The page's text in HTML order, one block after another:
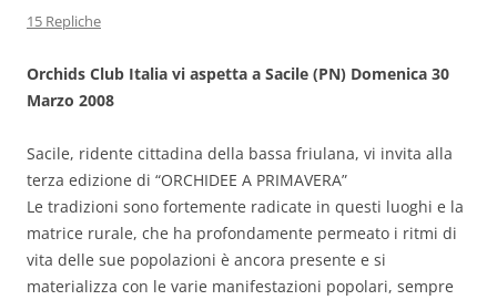
15 Repliche
Orchids Club Italia vi aspetta a Sacile (PN) Domenica 30
Marzo 2008
Sacile, ridente cittadina della bassa friulana, vi invita alla
terza edizione di “ORCHIDEE A PRIMAVERA”
Le tradizioni sono fortemente radicate in questi luoghi e la
matrice rurale, che ha profondamente permeato i ritmi di
vita delle sue popolazioni è ancora presente e si
materializza con le varie manifestazioni popolari, sempre